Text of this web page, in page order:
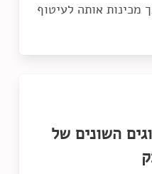
מכינות אותה לעיטוף
השונים של